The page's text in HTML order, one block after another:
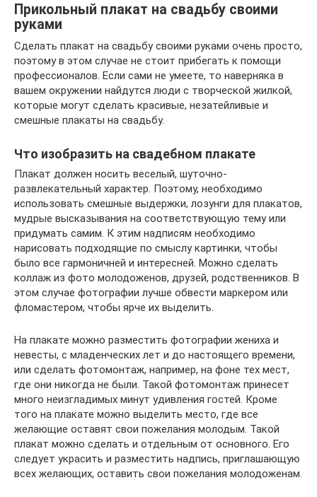
Прикольный плакат на свадьбу своими
руками
Сделать плакат на свадьбу своими руками очень просто,
поэтому в этом случае не стоит прибегать к помощи
профессионалов. Если сами не умеете, то наверняка в
вашем окружении найдутся люди с творческой жилкой,
которые могут сделать красивые, незатейливые и
смешные плакаты на свадьбу.
Что изобразить на свадебном плакате
Плакат должен носить веселый, шуточно-
развлекательный характер. Поэтому, необходимо
использовать смешные выдержки, лозунги для плакатов,
мудрые высказывания на соответствующую тему или
придумать самим. К этим надписям необходимо
нарисовать подходящие по смыслу картинки, чтобы
было все гармоничней и интересней. Можно сделать
коллаж из фото молодоженов, друзей, родственников. В
этом случае фотографии лучше обвести маркером или
фломастером, чтобы ярче их выделить.
На плакате можно разместить фотографии жениха и
невесты, с младенческих лет и до настоящего времени,
или сделать фотомонтаж, например, на фоне тех мест,
где они никогда не были. Такой фотомонтаж принесет
много неизгладимых минут удивления гостей. Кроме
того на плакате можно выделить место, где все
желающие оставят свои пожелания молодым. Такой
плакат можно сделать и отдельным от основного. Его
следует украсить и разместить надпись, приглашающую
всех желающих, оставить свои пожелания молодоженам.